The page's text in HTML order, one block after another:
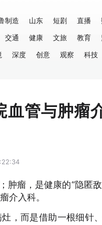
制造 山东 短剧 直播
交通 健康 文旅 教育
深度 创意 观察 科技
血管与肿瘤
肿瘤，是健康的“隐匿
介入科。
，而是借助一根细针